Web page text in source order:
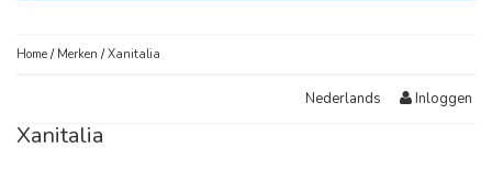
Home / Merken /Xanitalia
Nederlands Inloggen
Xanitalia